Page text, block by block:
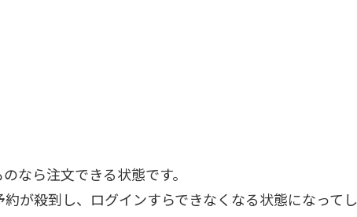
なら注文できる状態です。
が殺到し、ログインすらできなくなる状態になってし